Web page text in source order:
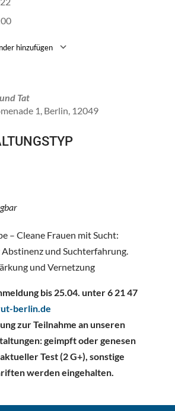
hinzufügen
Tat
1, Berlin, 12049
– Cleane Frauen mit Sucht:
und Suchterfahrung.
und Vernetzung
bis 25.04. unter 6 21 47
berlin.de
zur Teilnahme an unseren
geimpft oder genesen
Test (2 G+), sonstige
werden eingehalten.